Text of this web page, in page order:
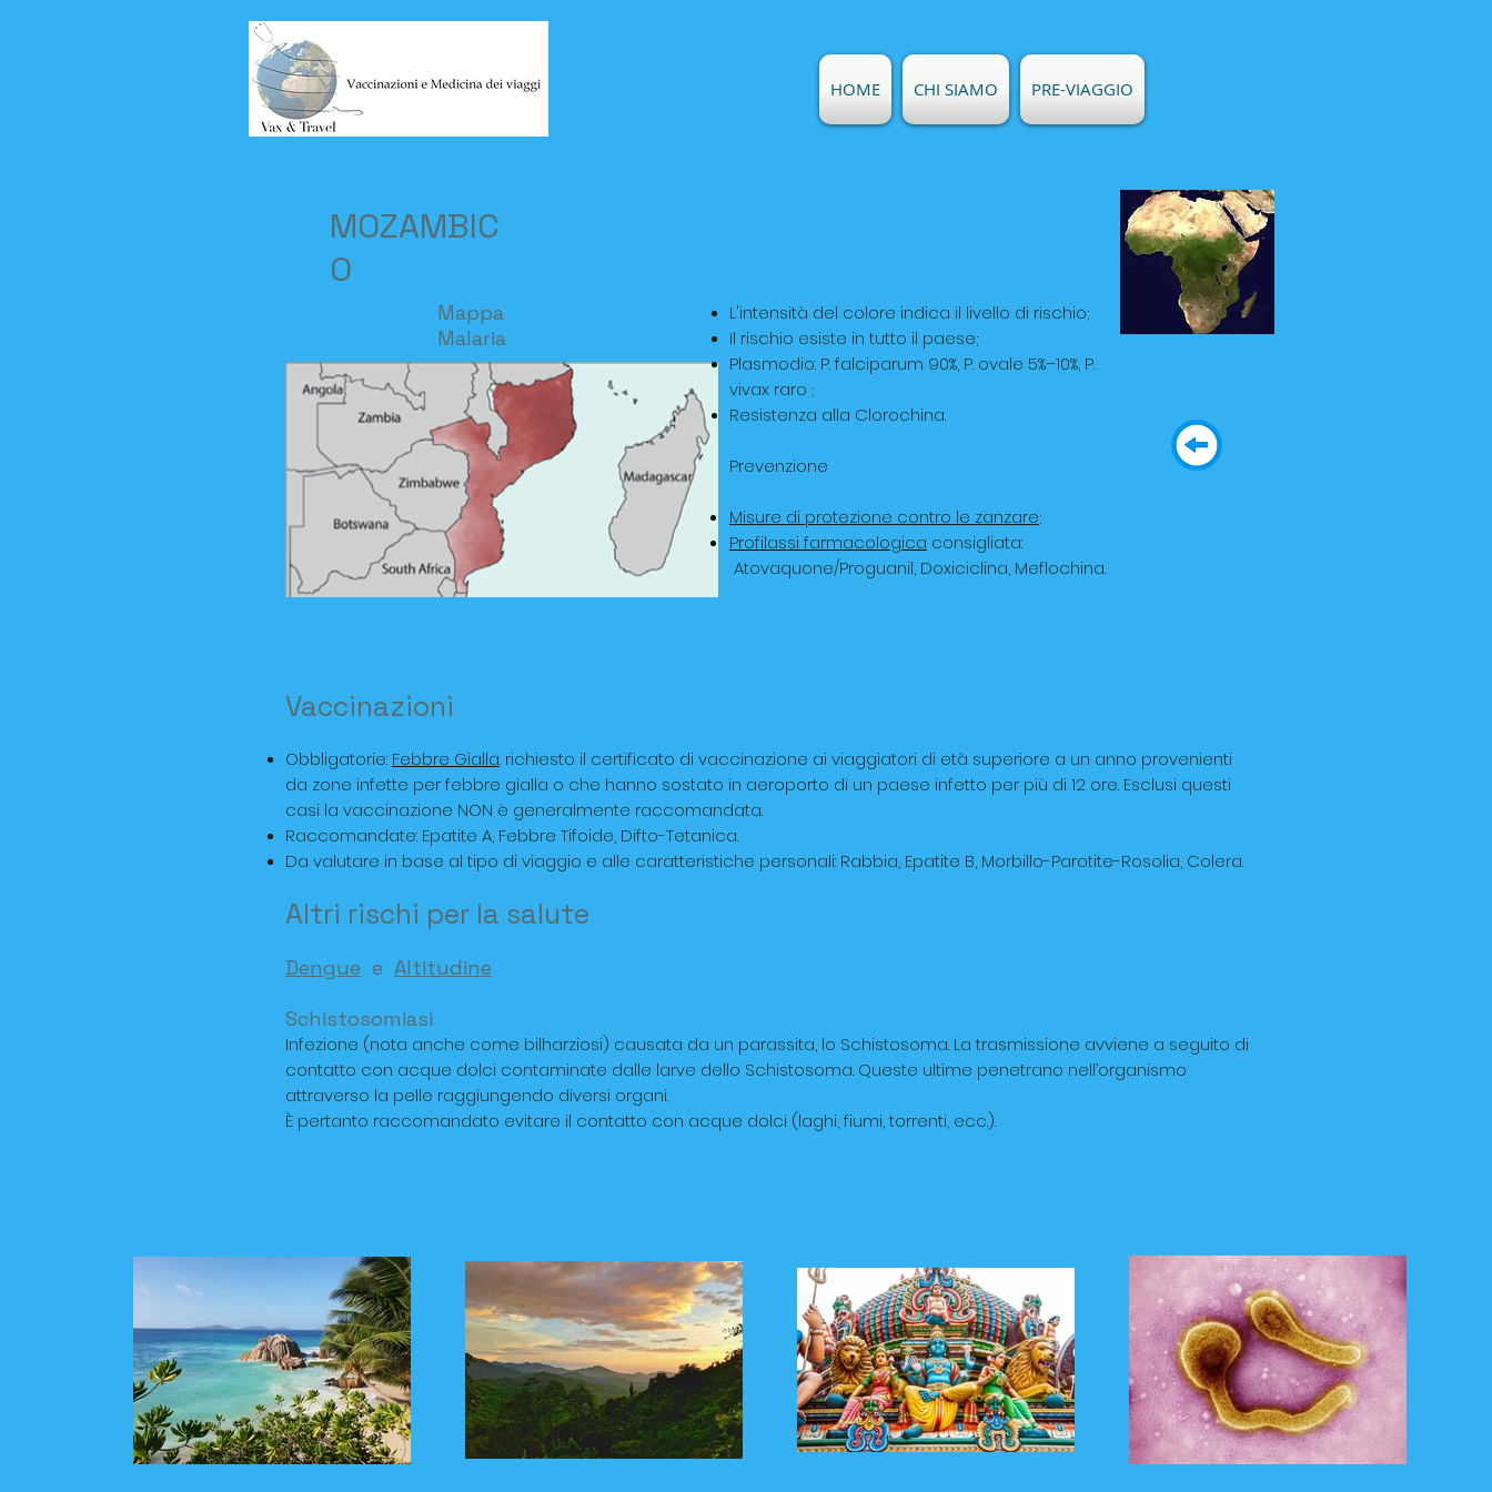
HOME CHI SIAMO PRE-VIAGGIO
MOZAMBIC
O
Mappa
Malaria
L'intensità del colore indica il livello di rischio;
Il rischio esiste in tutto il paese;
Plasmodio: P. falciparum 90%, P. ovale 5%–10%, P.
vivax raro ;
Resistenza alla Clorochina.
Prevenzione
Misure di protezione contro le zanzare;
Profilassi farmacologica consigliata:
Atovaquone/Proguanil, Doxiciclina, Meflochina.
Vaccinazioni
Obbligatorie: Febbre Gialla. richiesto il certificato di vaccinazione ai viaggiatori di età superiore a un anno provenienti
da zone infette per febbre gialla o che hanno sostato in aeroporto di un paese infetto per più di 12 ore. Esclusi questi
casi la vaccinazione NON è generalmente raccomandata.
Raccomandate: Epatite A, Febbre Tifoide, Difto-Tetanica.
Da valutare in base al tipo di viaggio e alle caratteristiche personali: Rabbia, Epatite B, Morbillo-Parotite-Rosolia, Colera.
Altri rischi per la salute
Dengue e Altitudine
Schistosomiasi
Infezione (nota anche come bilharziosi) causata da un parassita, lo Schistosoma. La trasmissione avviene a seguito di
contatto con acque dolci contaminate dalle larve dello Schistosoma. Queste ultime penetrano nell’organismo
attraverso la pelle raggiungendo diversi organi.
È pertanto raccomandato evitare il contatto con acque dolci (laghi, fiumi, torrenti, ecc.).